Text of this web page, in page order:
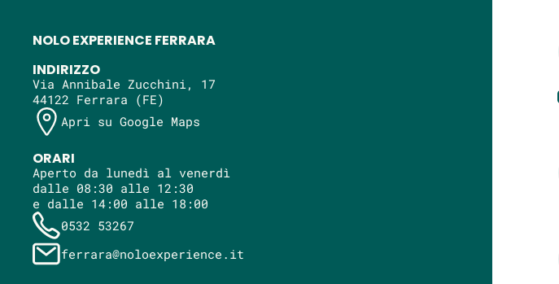
NOLO EXPERIENCE FERRARA
INDIRIZZO
Via Annibale Zucchini, 17
44122 Ferrara (FE)
Apri su Google Maps
ORARI
Aperto da lunedì al venerdì
dalle 08:30 alle 12:30
e dalle 14:00 alle 18:00
0532 53267
ferrara@noloexperience.it